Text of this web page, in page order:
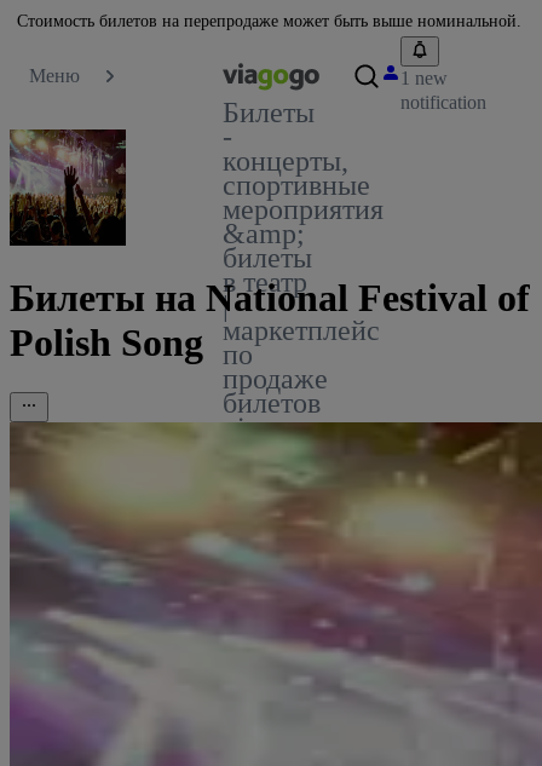
Стоимость билетов на перепродаже может быть выше номинальной.
Меню
Билеты
-
концерты,
спортивные
мероприятия
&amp;
билеты
в театр
|
маркетплейс
по
продаже
билетов
viagogo
1 new
notification
Билеты на National Festival of
Polish Song